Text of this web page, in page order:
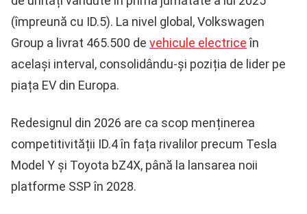
(împreună cu ID.5). La nivel global, Volkswagen
Group a livrat 465.500 de vehicule electriceîn
același interval, consolidându-și poziția de lider pe
piața EV din Europa.
Redesignul din 2026 are ca scop menținerea
competitivității ID.4 în fața rivalilor precum Tesla
Model Y și Toyota bZ4X, până la lansarea noii
platforme SSP în 2028.